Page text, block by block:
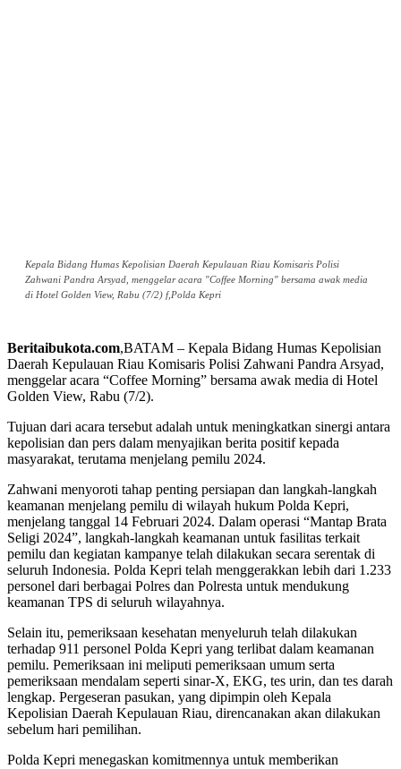
Kepala Bidang Humas Kepolisian Daerah Kepulauan Riau Komisaris Polisi
Zahwani Pandra Arsyad, menggelar acara "Coffee Morning" bersama awak media
di Hotel Golden View, Rabu (7/2) f,Polda Kepri
Beritaibukota.com,BATAM – Kepala Bidang Humas Kepolisian
Daerah Kepulauan Riau Komisaris Polisi Zahwani Pandra Arsyad,
menggelar acara “Coffee Morning” bersama awak media di Hotel
Golden View, Rabu (7/2).
Tujuan dari acara tersebut adalah untuk meningkatkan sinergi antara
kepolisian dan pers dalam menyajikan berita positif kepada
masyarakat, terutama menjelang pemilu 2024.
Zahwani menyoroti tahap penting persiapan dan langkah-langkah
keamanan menjelang pemilu di wilayah hukum Polda Kepri,
menjelang tanggal 14 Februari 2024. Dalam operasi “Mantap Brata
Seligi 2024”, langkah-langkah keamanan untuk fasilitas terkait
pemilu dan kegiatan kampanye telah dilakukan secara serentak di
seluruh Indonesia. Polda Kepri telah menggerakkan lebih dari 1.233
personel dari berbagai Polres dan Polresta untuk mendukung
keamanan TPS di seluruh wilayahnya.
Selain itu, pemeriksaan kesehatan menyeluruh telah dilakukan
terhadap 911 personel Polda Kepri yang terlibat dalam keamanan
pemilu. Pemeriksaan ini meliputi pemeriksaan umum serta
pemeriksaan mendalam seperti sinar-X, EKG, tes urin, dan tes darah
lengkap. Pergeseran pasukan, yang dipimpin oleh Kepala
Kepolisian Daerah Kepulauan Riau, direncanakan akan dilakukan
sebelum hari pemilihan.
Polda Kepri menegaskan komitmennya untuk memberikan